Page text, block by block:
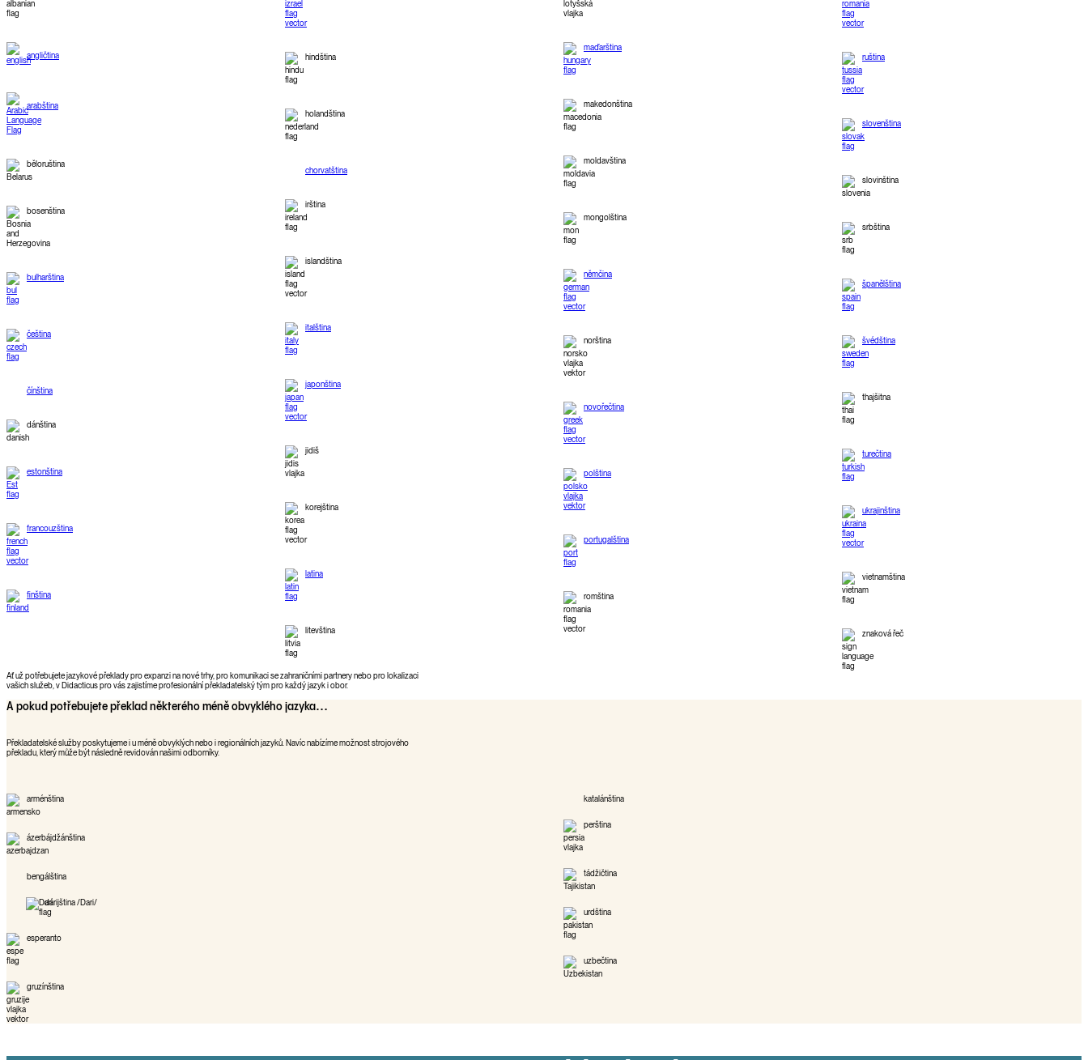
angličtina
arabština
běloruština
bosenština
bulharština
čeština
čínština
dánština
estonština
francouzština
finština
hindština
holandština
chorvatština
irština
islandština
italština
japonština
jidiš
korejština
latina
litevština
maďarština
makedonština
moldavština
mongolština
němčina
norština
novořečtina
polština
portugalština
romština
ruština
slovenština
slovinština
srbština
španělština
švédština
thajšitna
turečtina
ukrajinština
vietnamština
znaková řeč
Ať už potřebujete jazykové překlady pro expanzi na nové trhy, pro komunikaci se zahraničními partnery nebo pro lokalizaci
vašich služeb, v Didacticus pro vás zajistíme profesionální překladatelský tým pro každý jazyk i obor.
A pokud potřebujete překlad některého méně obvyklého jazyka…
Překladatelské služby poskytujeme i u méně obvyklých nebo i regionálních jazyků. Navíc nabízíme možnost strojového
překladu, který může být následně revidován našimi odborníky.
arménština
ázerbájdžánština
bengálština
dárijština /Dari/
esperanto
gruzínština
katalánština
perština
tádžičtina
urdština
uzbečtina